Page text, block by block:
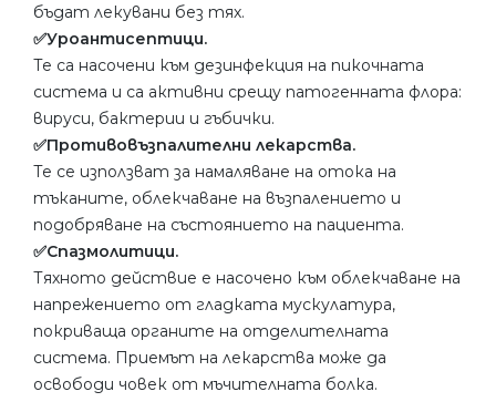
бъдат лекувани без тях.
✅Уроантисептици.
Те са насочени към дезинфекция на пикочната
система и са активни срещу патогенната флора:
вируси, бактерии и гъбички.
✅Противовъзпалителни лекарства.
Те се използват за намаляване на отока на
тъканите, облекчаване на възпалението и
подобряване на състоянието на пациента.
✅Спазмолитици.
Тяхното действие е насочено към облекчаване на
напрежението от гладката мускулатура,
покриваща органите на отделителната
система. Приемът на лекарства може да
освободи човек от мъчителната болка.